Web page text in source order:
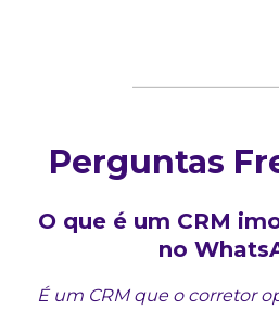
Perguntas
O que é um CRM
no
É um CRM que o corretor